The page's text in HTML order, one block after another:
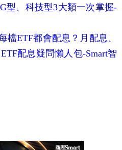
型、科技型3大類一次掌握-
檔ETF都會配息？月配息、
配息疑問懶人包-Smart智